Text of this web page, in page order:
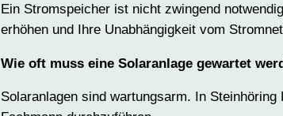
Ein Stromspeicher ist nicht zwingend
erhöhen und Ihre Unabhängigkeit vom
Wie oft muss eine Solaranlage gewartet
Solaranlagen sind wartungsarm. In